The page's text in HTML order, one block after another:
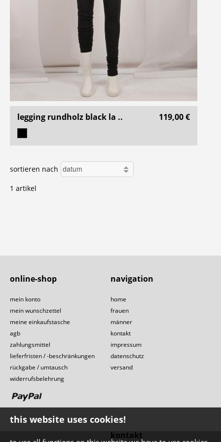
legging rundholz black la .. 119,00 €
sortieren nach
1 artikel
navigation
home
frauen
männer
kontakt
impressum
datenschutz
versand
online-shop
mein konto
mein wunschzettel
meine einkaufstasche
agb
zahlungsmittel
lieferfristen / -beschränkungen
rückgabe / umtausch
widerrufsbelehrung
kontakt
this website uses cookies!